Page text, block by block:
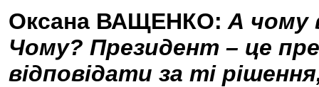
Оксана ВАЩЕНКО: А чому
Чому? Президент – це
відповідати за ті